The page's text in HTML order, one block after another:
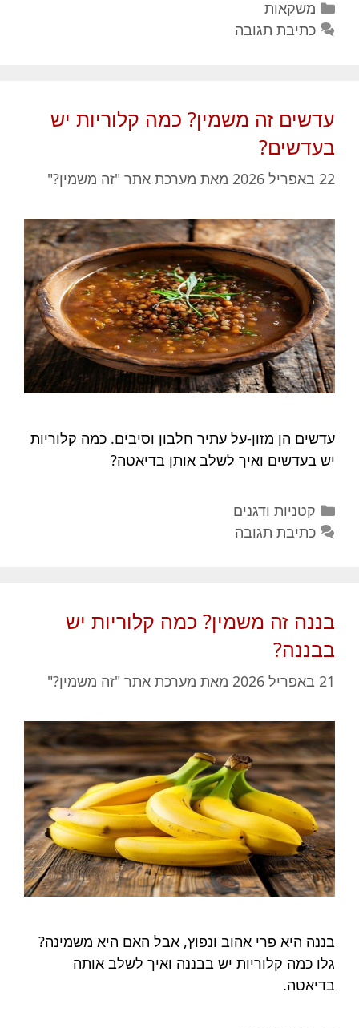
קטגוריות
משקאות
כתיבת תגובה
עדשים זה משמין? כמה קלוריות יש
בעדשים?
22 באפריל 2026 מאת מערכת אתר "זה משמין?"
עדשים הן מזון-על עתיר חלבון וסיבים. כמה קלוריות
יש בעדשים ואיך לשלב אותן בדיאטה?
קטגוריות
קטניות ודגנים
כתיבת תגובה
בננה זה משמין? כמה קלוריות יש
בבננה?
21 באפריל 2026 מאת מערכת אתר "זה משמין?"
בננה היא פרי אהוב ונפוץ, אבל האם היא משמינה?
גלו כמה קלוריות יש בבננה ואיך לשלב אותה
בדיאטה.